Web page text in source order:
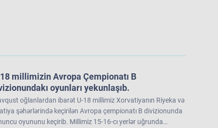
millimizin Avropa Çempionatı B
oyunları yekunlaşıb.
oğlanlardan ibarət U-18 millimiz Xorvatiyanın Riyeka və
şəhərlərində keçirilən Avropa çempionatı B divizionunda
oyununu keçirib. Millimiz 15-16-cı yerlər uğrunda